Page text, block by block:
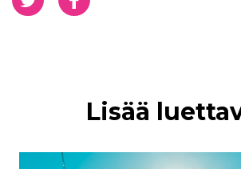
Jaa Twitterissä
Jaa Facebookissa
Lisää